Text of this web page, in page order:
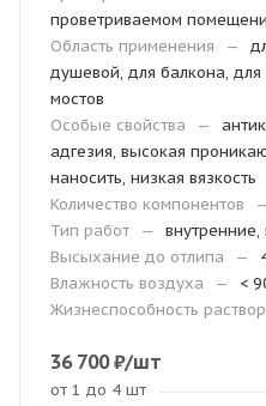
проветриваемом
Область применения
—
душевой, для балкона,
мостов
Особые свойства
—
адгезия, высокая
наносить, низкая вязкость
Количество компонентов
—
Тип работ
—
Высыхание до отлипа
—
Влажность воздуха
—
<
Жизнеспособность
36 700₽/шт
от 1 до 4 шт